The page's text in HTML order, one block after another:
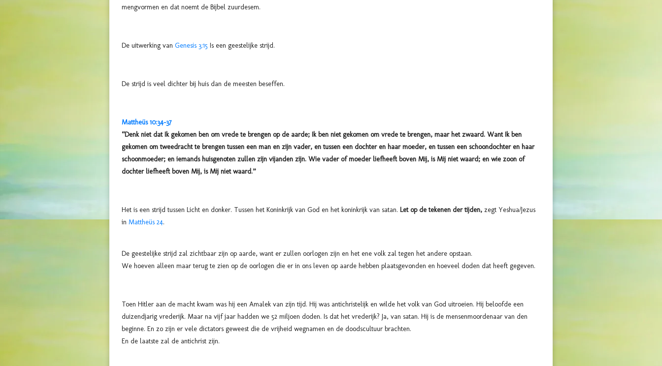
mengvormen en dat noemt de Bijbel zuurdesem.
De uitwerking van Genesis 3:15 Is een geestelijke strijd.
De strijd is veel dichter bij huis dan de meesten beseffen.
Mattheüs 10:34-37
“Denk niet dat Ik gekomen ben om vrede te brengen op de aarde; Ik ben niet gekomen om vrede te brengen, maar het zwaard. Want Ik ben
gekomen om tweedracht te brengen tussen een man en zijn vader, en tussen een dochter en haar moeder, en tussen een schoondochter en haar
schoonmoeder; en iemands huisgenoten zullen zijn vijanden zijn. Wie vader of moeder liefheeft boven Mij, is Mij niet waard; en wie zoon of
dochter liefheeft boven Mij, is Mij niet waard.”
Het is een strijd tussen Licht en donker. Tussen het Koninkrijk van God en het koninkrijk van satan. Let op de tekenen der tijden, zegt Yeshua/Jezus
in Mattheüs 24.
De geestelijke strijd zal zichtbaar zijn op aarde, want er zullen oorlogen zijn en het ene volk zal tegen het andere opstaan.
We hoeven alleen maar terug te zien op de oorlogen die er in ons leven op aarde hebben plaatsgevonden en hoeveel doden dat heeft gegeven.
Toen Hitler aan de macht kwam was hij een Amalek van zijn tijd. Hij was antichristelijk en wilde het volk van God uitroeien. Hij beloofde een
duizendjarig vrederijk. Maar na vijf jaar hadden we 52 miljoen doden. Is dat het vrederijk? Ja, van satan. Hij is de mensenmoordenaar van den
beginne. En zo zijn er vele dictators geweest die de vrijheid wegnamen en de doodscultuur brachten.
En de laatste zal de antichrist zijn.